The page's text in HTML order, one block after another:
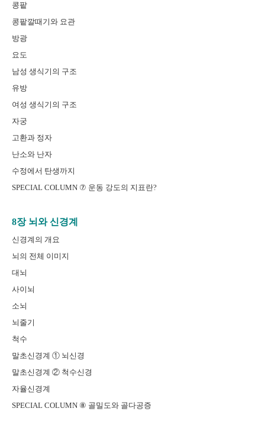
콩팥
콩팥깔때기와 요관
방광
요도
남성 생식기의 구조
유방
여성 생식기의 구조
자궁
고환과 정자
난소와 난자
수정에서 탄생까지
SPECIAL COLUMN ⑦ 운동 강도의 지표란?
8장 뇌와 신경계
신경계의 개요
뇌의 전체 이미지
대뇌
사이뇌
소뇌
뇌줄기
척수
말초신경계 ① 뇌신경
말초신경계 ② 척수신경
자율신경계
SPECIAL COLUMN ⑧ 골밀도와 골다공증